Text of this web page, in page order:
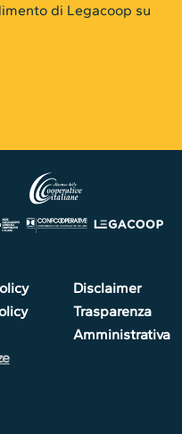
di Legacoop su
Disclaimer
Trasparenza
Amministrativa